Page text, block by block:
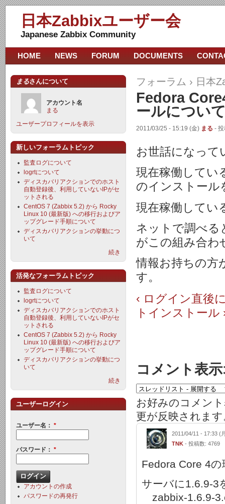
日本Zabbixユーザー会
Japanese Zabbix Community
フォーラム › 日本
Fedora
ールについ
2011/03/25 - 15:19 (金) まる -
お世話になって
現在稼働してい
のインストール
現在稼働してい
ネットで調べる
がこの組み合わ
情報お持ちの方
す。
‹ ログイン直後
トインストール
コメント表
お好みのコメン
更が反映されます
2011/04/11 - 17:33 (
TNK - 投稿数: 4769
Fedora Core 4
サーバに1.6.9-3
zabbix-1.6.9-
HOME NEWS FORUM DOCUMENTS
まるさんについて
アカウント名
まる
ユーザープロフィールを表示
新しいフォーラムトピック
監査ログについて
logrtについて
ディスカバリアクションでのホスト
自動登録後、利用していないIPがセ
ットされる
CentOS 7 (Zabbix 5.2) から Rocky
Linux 10 (最新版) への移行およびア
ップグレード手順について
ディスカバリアクションの挙動につ
いて
続き
活発なフォーラムトピック
監査ログについて
logrtについて
ディスカバリアクションでのホスト
自動登録後、利用していないIPがセ
ットされる
CentOS 7 (Zabbix 5.2) から Rocky
Linux 10 (最新版) への移行およびア
ップグレード手順について
ディスカバリアクションの挙動につ
いて
続き
ユーザーログイン
ユーザー名： *
パスワード： *
アカウントの作成
パスワードの再発行